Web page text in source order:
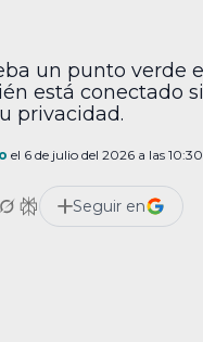
un punto verde
está conectado
privacidad.
el 6 de julio del 2026 a las
Seguir en